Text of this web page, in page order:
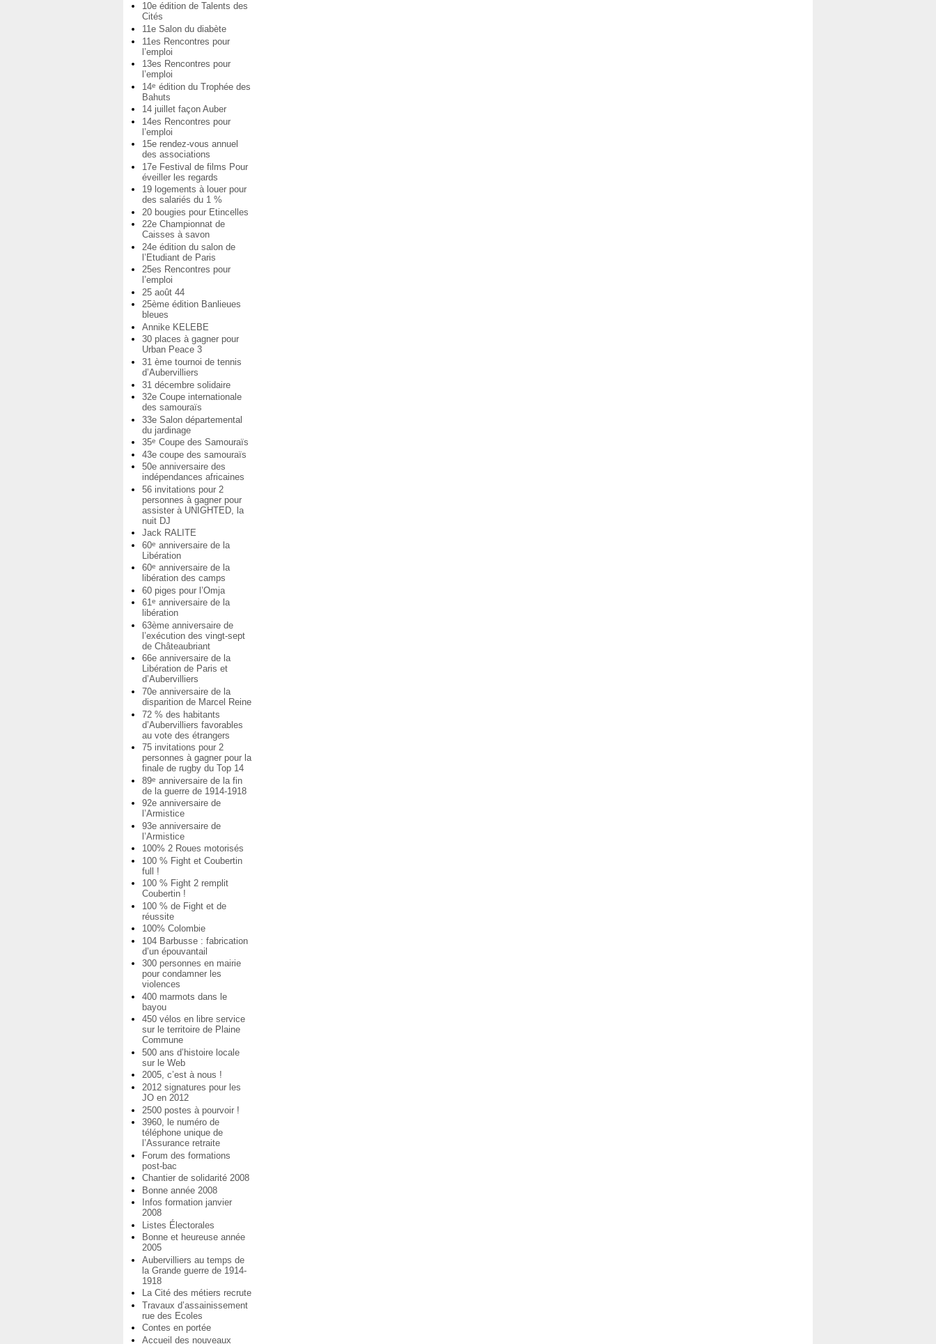
10e édition de Talents des
Cités
11e Salon du diabète
11es Rencontres pour
l’emploi
13es Rencontres pour
l’emploi
14e édition du Trophée des
Bahuts
14 juillet façon Auber
14es Rencontres pour
l’emploi
15e rendez-vous annuel
des associations
17e Festival de films Pour
éveiller les regards
19 logements à louer pour
des salariés du 1 %
20 bougies pour Etincelles
22e Championnat de
Caisses à savon
24e édition du salon de
l’Etudiant de Paris
25es Rencontres pour
l’emploi
25 août 44
25ème édition Banlieues
bleues
Annike KELEBE
30 places à gagner pour
Urban Peace 3
31 ème tournoi de tennis
d’Aubervilliers
31 décembre solidaire
32e Coupe internationale
des samouraïs
33e Salon départemental
du jardinage
35e Coupe des Samouraïs
43e coupe des samouraïs
50e anniversaire des
indépendances africaines
56 invitations pour 2
personnes à gagner pour
assister à UNIGHTED, la
nuit DJ
Jack RALITE
60e anniversaire de la
Libération
60e anniversaire de la
libération des camps
60 piges pour l’Omja
61e anniversaire de la
libération
63ème anniversaire de
l’exécution des vingt-sept
de Châteaubriant
66e anniversaire de la
Libération de Paris et
d’Aubervilliers
70e anniversaire de la
disparition de Marcel Reine
72 % des habitants
d’Aubervilliers favorables
au vote des étrangers
75 invitations pour 2
personnes à gagner pour la
finale de rugby du Top 14
89e anniversaire de la fin
de la guerre de 1914-1918
92e anniversaire de
l’Armistice
93e anniversaire de
l’Armistice
100% 2 Roues motorisés
100 % Fight et Coubertin
full !
100 % Fight 2 remplit
Coubertin !
100 % de Fight et de
réussite
100% Colombie
104 Barbusse : fabrication
d’un épouvantail
300 personnes en mairie
pour condamner les
violences
400 marmots dans le
bayou
450 vélos en libre service
sur le territoire de Plaine
Commune
500 ans d’histoire locale
sur le Web
2005, c’est à nous !
2012 signatures pour les
JO en 2012
2500 postes à pourvoir !
3960, le numéro de
téléphone unique de
l’Assurance retraite
Forum des formations
post-bac
Chantier de solidarité 2008
Bonne année 2008
Infos formation janvier
2008
Listes Électorales
Bonne et heureuse année
2005
Aubervilliers au temps de
la Grande guerre de 1914-
1918
La Cité des métiers recrute
Travaux d’assainissement
rue des Ecoles
Contes en portée
Accueil des nouveaux